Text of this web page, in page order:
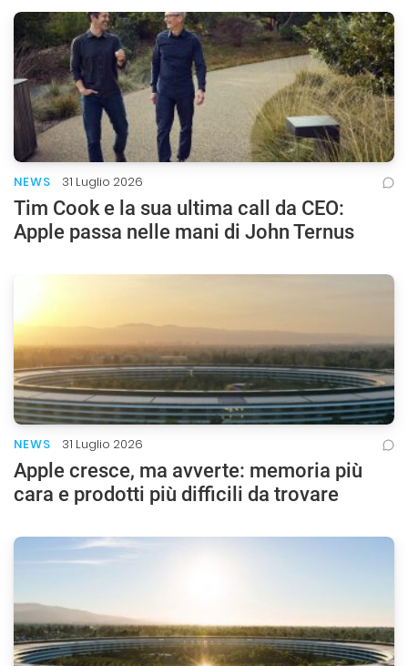
NEWS 31 Luglio 2026
Tim Cook e la sua ultima call da CEO:
Apple passa nelle mani di John Ternus
NEWS 31 Luglio 2026
Apple cresce, ma avverte: memoria più
cara e prodotti più difficili da trovare